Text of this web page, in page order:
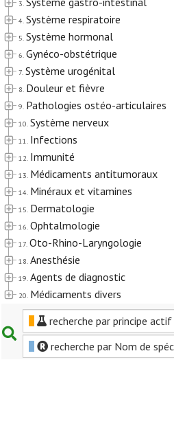
3.
4. Système respiratoire
5. Système hormonal
6. Gynéco-obstétrique
7. Système urogénital
8. Douleur et fièvre
9. Pathologies ostéo-articulaires
10. Système nerveux
11. Infections
12. Immunité
13. Médicaments antitumoraux
14. Minéraux et vitamines
15. Dermatologie
16. Ophtalmologie
17. Oto-Rhino-Laryngologie
18. Anesthésie
19. Agents de diagnostic
20. Médicaments divers
recherche par principe actif
recherche par Nom de